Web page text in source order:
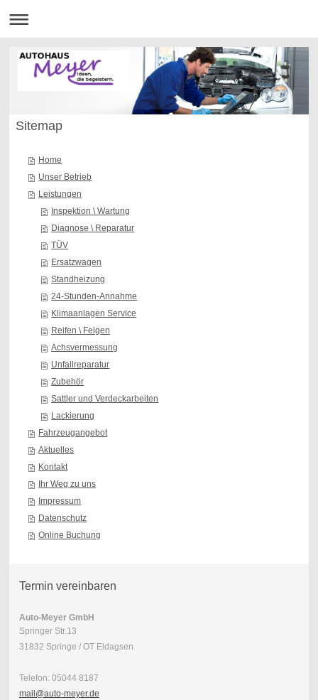
Sitemap
Home
Unser Betrieb
Leistungen
Inspektion \ Wartung
Diagnose \ Reparatur
TÜV
Ersatzwagen
Standheizung
24-Stunden-Annahme
Klimaanlagen Service
Reifen \ Felgen
Achsvermessung
Unfallreparatur
Zubehör
Sattler und Verdeckarbeiten
Lackierung
Fahrzeugangebot
Aktuelles
Kontakt
Ihr Weg zu uns
Impressum
Datenschutz
Online Buchung
Termin vereinbaren
Auto-Meyer GmbH
Springer Str.13
31832 Springe / OT Eldagsen
Telefon: 05044 8187
mail@auto-meyer.de